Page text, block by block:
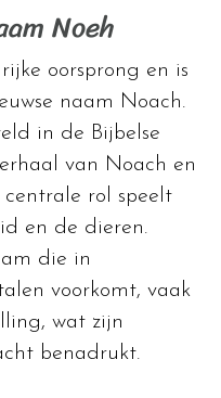
Noeh
oorsprong en is
naam Noach.
in de Bijbelse
van Noach en
rol speelt
en de dieren.
die in
voorkomt, vaak
wat zijn
benadrukt.